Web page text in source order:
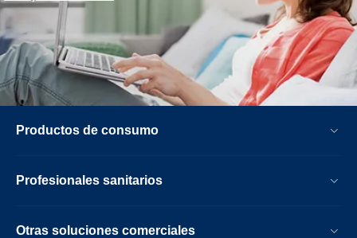
Productos de consumo
Profesionales sanitarios
Otras soluciones comerciales